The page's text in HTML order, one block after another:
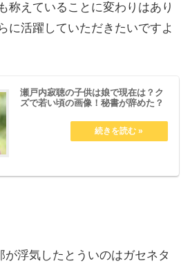
称えていることに変わりはあり
に活躍していただきたいですよ
瀬戸内寂聴の子供は娘で現在は？ク
ズで若い頃の画像！秘書が辞めた？
が浮気したとういのはガセネタ